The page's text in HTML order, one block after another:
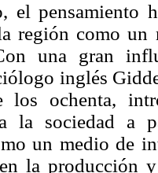
el pensamiento
región como
una gran
inglés
los ochenta,
a la sociedad a
un medio de
la producción